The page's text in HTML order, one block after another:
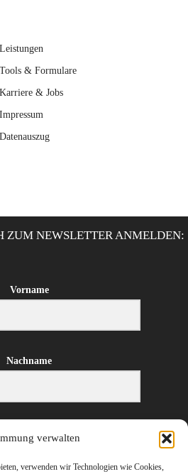
verwalten
verwenden wir Technologien wie Cookies,
Leistungen
Tools & Formulare
Karriere & Jobs
Impressum
Datenauszug
ZUM NEWSLETTER ANMELDEN:
Vorname
Nachname
Mail-Adresse